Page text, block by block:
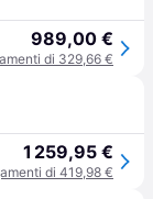
989,00 €
di 329,66 €
1 259,95 €
di 419,98 €